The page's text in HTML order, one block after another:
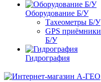
Оборудование Б/У
Тахеометры Б/У
GPS приёмники
Б/У
Гидрография